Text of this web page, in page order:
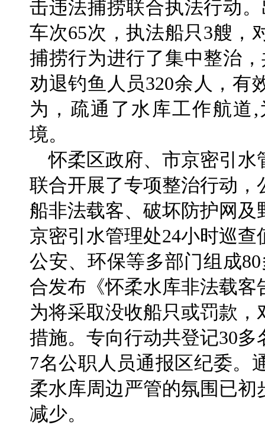
击违法捕捞联合执法行动
车次65次，执法船只3艘，
捕捞行为进行了集中整治
劝退钓鱼人员320余人，有
为，疏通了水库工作航道
境。
怀柔区政府、市京密引水
联合开展了专项整治行动
船非法载客、破坏防护网
京密引水管理处24小时巡
公安、环保等多部门组成
合发布《怀柔水库非法载
为将采取没收船只或罚款
措施。专向行动共登记30
7名公职人员通报区纪委。
柔水库周边严管的氛围已
减少。